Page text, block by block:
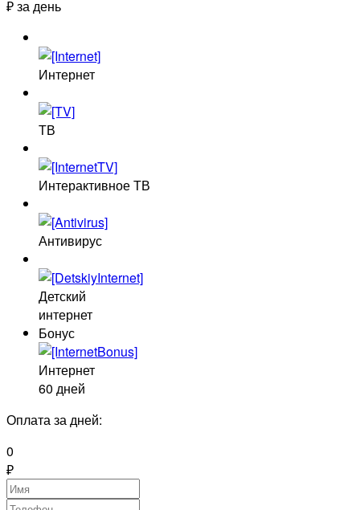
₽ за день
Интернет
ТВ
Интерактивное ТВ
Антивирус
Детский
интернет
Бонус
Интернет
60 дней
Оплата задней:
0
₽